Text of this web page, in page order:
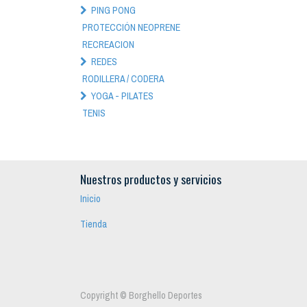
PING PONG
PROTECCIÓN NEOPRENE
RECREACION
REDES
RODILLERA / CODERA
YOGA - PILATES
TENIS
Nuestros productos y servicios
Inicio
Tienda
Copyright © Borghello Deportes